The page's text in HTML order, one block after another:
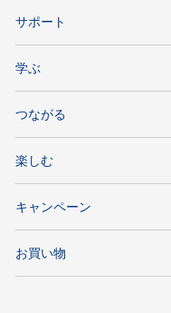
サポート
学ぶ
つながる
楽しむ
キャンペーン
お買い物